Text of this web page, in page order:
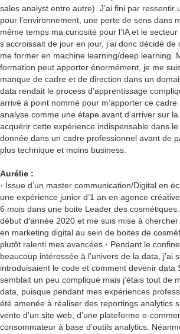
sales analyst entre autre). J’ai fini par ressentir
pour l’environnement, une perte de sens dans
même temps ma curiosité pour l’IA et le
s’accroissait de jour en jour, j’ai donc décidé
me former en machine learning/deep learning.
formation peut apporter énormément, je me
manque de cadre et de direction dans un
data rendait le process d’apprentissage
arrivé à point nommé pour m’apporter ce cadre
analyse comme une étape avant d’arriver sur
acquérir cette expérience indispensable dans
donnée dans un cadre professionnel avant de
plus technique et moins business.
Aurélie :
· Issue d’un master communication/Digital en
une expérience junior d’1 an en agence
6 mois dans une boite Leader des
début d’année 2020 et me suis mise à
en marketing digital au sein de boites de
plutôt ralenti mes avancées.· Pendant le
beaucoup intéressée à l’univers de la data, j’ai
introduisaient le code et comment devenir data
semblait un peu compliqué mais j’étais tout de
data, puisque pendant mes expériences
été amenée à réaliser des reportings analytics
vente d’un site web, d’une plateforme e-
consommateur à base d’outils analytics.